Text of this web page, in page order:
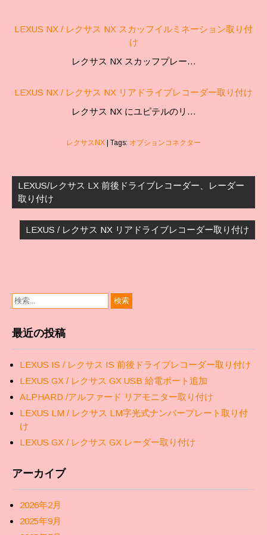
LEXUS NX / レクサス NX スカッフイルミネーション取り付
け
レクサス NX スカッフプレー…
LEXUS NX / レクサス NX リアドライブレコーダー取り付け
レクサス NX にユピテルのリ…
レクサスNX | Tags: オプションコネクター
稿
ナ
ビ
ゲ
LEXUS/レクサス LX 前後ドライブレコーダー、レーダー
取り付け
LEXUS / レクサス NX リアドライブレコーダー取り付け
最近の投稿
LEXUS IS / レクサス IS 前後ドライブレコーダー取り付け
LEXUS GX / レクサス GX USB 給電ポート追加
ALPHARD /アルファード リアモニター取り付け
LEXUS LM / レクサス LM字光式ナンバープレート取り付
け
LEXUS GX / レクサス GX レーダー取り付け
アーカイブ
2026年2月
2025年9月